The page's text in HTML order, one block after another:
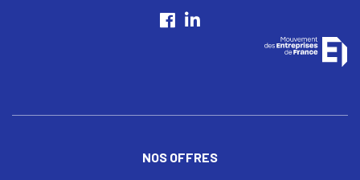
NOS OFFRES